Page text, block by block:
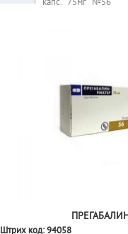
Штрих код:94058